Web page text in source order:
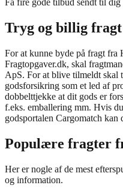
Få fire gode tilbud sendt til dig
Tryg og billig
For at kunne byde på fragt fra
Fragtopgaver.dk, skal
ApS. For at blive tilmeldt skal
godsforsikring som et led af
dobbelttjekke at dit gods er
f.eks. emballering mm. Hvis
godsportalen Cargomatch kan
Populære fragter
Her er nogle af de mest
og information.